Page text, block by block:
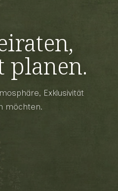
planen.
Exklusivität
möchten.